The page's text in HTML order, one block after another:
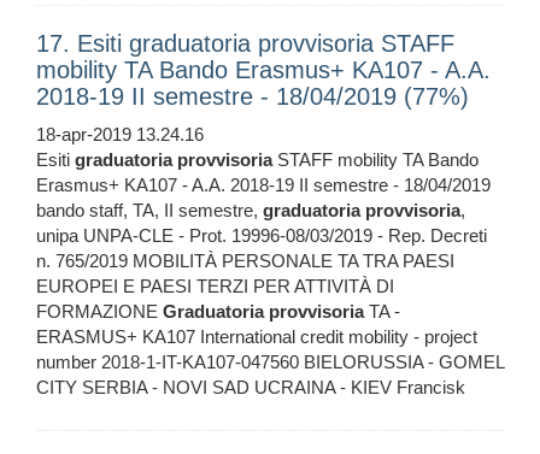
17. Esiti graduatoria provvisoria STAFF
mobility TA Bando Erasmus+ KA107 - A.A.
2018-19 II semestre - 18/04/2019 (77%)
18-apr-2019 13.24.16
Esiti graduatoria provvisoriaSTAFF mobility TA Bando
Erasmus+ KA107 - A.A. 2018-19 II semestre - 18/04/2019
bando staff, TA, II semestre, graduatoria provvisoria,
unipa UNPA-CLE - Prot. 19996-08/03/2019 - Rep. Decreti
n. 765/2019 MOBILITÀ PERSONALE TA TRA PAESI
EUROPEI E PAESI TERZI PER ATTIVITÀ DI
FORMAZIONE Graduatoria provvisoriaTA -
ERASMUS+ KA107 International credit mobility - project
number 2018-1-IT-KA107-047560 BIELORUSSIA - GOMEL
CITY SERBIA - NOVI SAD UCRAINA - KIEV Francisk